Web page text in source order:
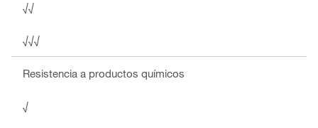
√√
√√√
Resistencia a productos químicos
√